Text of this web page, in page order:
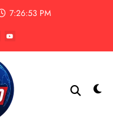
7:26:54 PM